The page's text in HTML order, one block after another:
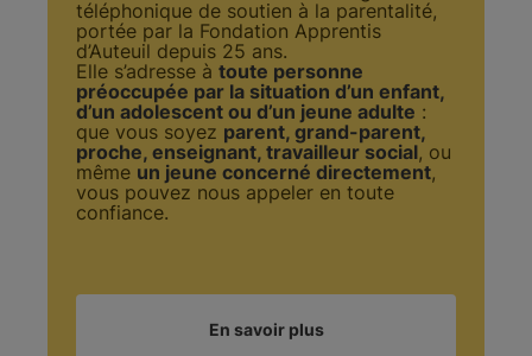
téléphonique de soutien à la parentalité,
portée par la Fondation Apprentis
d’Auteuil depuis 25 ans.
Elle s’adresse à toute personne
préoccupée par la situation d’un enfant,
d’un adolescent ou d’un jeune adulte :
que vous soyez parent, grand-parent,
proche, enseignant, travailleur social, ou
même un jeune concerné directement,
vous pouvez nous appeler en toute
confiance.
En savoir plus